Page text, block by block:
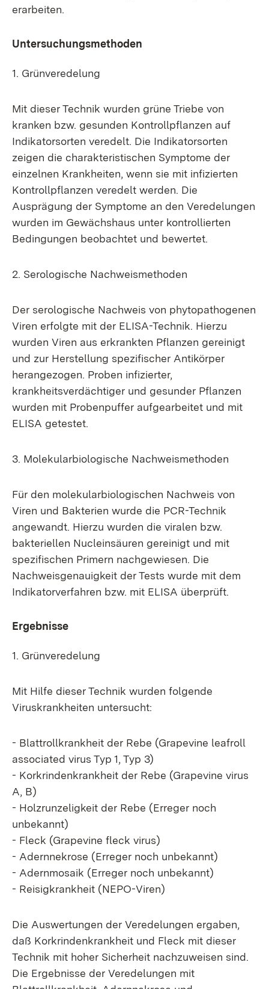
erarbeiten.
Untersuchungsmethoden
1. Grünveredelung
Mit dieser Technik wurden grüne Triebe von
kranken bzw. gesunden Kontrollpflanzen auf
Indikatorsorten veredelt. Die Indikatorsorten
zeigen die charakteristischen Symptome der
einzelnen Krankheiten, wenn sie mit infizierten
Kontrollpflanzen veredelt werden. Die
Ausprägung der Symptome an den Veredelungen
wurden im Gewächshaus unter kontrollierten
Bedingungen beobachtet und bewertet.
2. Serologische Nachweismethoden
Der serologische Nachweis von phytopathogenen
Viren erfolgte mit der ELISA-Technik. Hierzu
wurden Viren aus erkrankten Pflanzen gereinigt
und zur Herstellung spezifischer Antikörper
herangezogen. Proben infizierter,
krankheitsverdächtiger und gesunder Pflanzen
wurden mit Probenpuffer aufgearbeitet und mit
ELISA getestet.
3. Molekularbiologische Nachweismethoden
Für den molekularbiologischen Nachweis von
Viren und Bakterien wurde die PCR-Technik
angewandt. Hierzu wurden die viralen bzw.
bakteriellen Nucleinsäuren gereinigt und mit
spezifischen Primern nachgewiesen. Die
Nachweisgenauigkeit der Tests wurde mit dem
Indikatorverfahren bzw. mit ELISA überprüft.
Ergebnisse
1. Grünveredelung
Mit Hilfe dieser Technik wurden folgende
Viruskrankheiten untersucht:
- Blattrollkrankheit der Rebe (Grapevine leafroll
associated virus Typ 1, Typ 3)
- Korkrindenkrankheit der Rebe (Grapevine virus
A, B)
- Holzrunzeligkeit der Rebe (Erreger noch
unbekannt)
- Fleck (Grapevine fleck virus)
- Adernnekrose (Erreger noch unbekannt)
- Adernmosaik (Erreger noch unbekannt)
- Reisigkrankheit (NEPO-Viren)
Die Auswertungen der Veredelungen ergaben,
daß Korkrindenkrankheit und Fleck mit dieser
Technik mit hoher Sicherheit nachzuweisen sind.
Die Ergebnisse der Veredelungen mit